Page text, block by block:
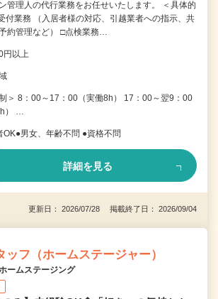
管理人の代行業務をお任せいたします。 ＜具体的
付業務 （入居者様の対応、引越業者への指示、共
約管理など） □点検業務…
円以上
＞ 8：00～17：00（実働8h） 17：00～翌9：00
） …
OK●男女、年齢不問 ●資格不問
詳細を見る
更新日： 2026/07/28 掲載終了日： 2026/09/04
ッフ（ホームステージャー）
ームステージング